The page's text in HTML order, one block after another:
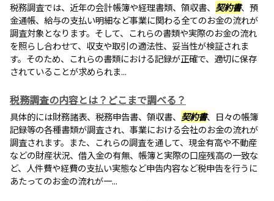
税務調査では、近年の会計帳簿や経理書類、領収書、 契約書、預
金通帳、給与の支払い明細など事業に関わる全てのお金の流れが
調査対象となります。そして、これらの書類や実際のお金の流れ
を照らし合わせて、収支や取引の適法性、妥当性が検証されま
す。そのため、これらの書類における記録が正確で、適切に保存
されていることが求められま...
税務調査の内容とは？どこまで調べる？
具体的には財務諸表、税務申告書、領収書、 契約書、日々の帳簿
記録等の各種書類が調査され、事業における会社のお金の流れが
調査されます。また、これらの調査を通して、現金有高や不動産
などの財産状況、借入金の有無、帳簿と実際の口座残高の一致な
ど、人件費や経費の支払い実態など申告内容など税申告を行うに
あたってのお金の流れが一...